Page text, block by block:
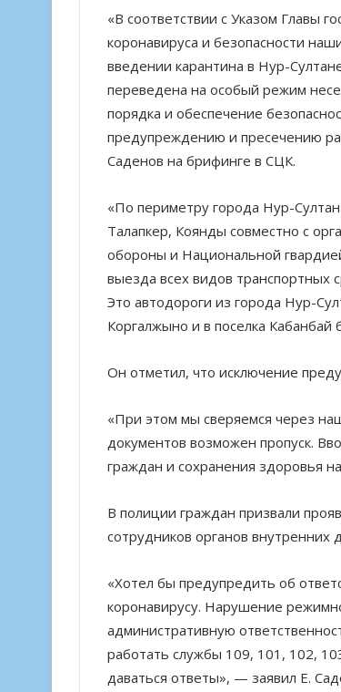
«В соответствии с Указом Главы
коронавируса и безопасности
введении карантина в Нур-
переведена на особый режим
порядка и обеспечение
предупреждению и пресечению
Саденов на брифинге в СЦК.
«По периметру города Нур-
Талапкер, Коянды совместно с
обороны и Национальной
выезда всех видов транспортных
Это автодороги из города Нур-
Коргалжыно и в поселка
Он отметил, что исключение
«При этом мы сверяемся через
документов возможен пропуск.
граждан и сохранения здоровья
В полиции граждан призвали
сотрудников органов внутренних
«Хотел бы предупредить об
коронавирусу. Нарушение
административную
работать службы 109, 101, 102,
даваться ответы», — заявил Е.